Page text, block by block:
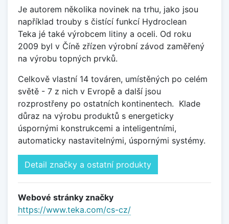
Je autorem několika novinek na trhu, jako jsou
například trouby s čistící funkcí Hydroclean
Teka jé také výrobcem litiny a oceli. Od roku
2009 byl v Číně zřízen výrobní závod zaměřený
na výrobu topných prvků.
Celkově vlastní 14 továren, umístěných po celém
světě - 7 z nich v Evropě a další jsou
rozprostřeny po ostatních kontinentech. Klade
důraz na výrobu produktů s energeticky
úspornými konstrukcemi a inteligentními,
automaticky nastavitelnými, úspornými systémy.
Detail značky a ostatní produkty
Webové stránky značky
https://www.teka.com/cs-cz/